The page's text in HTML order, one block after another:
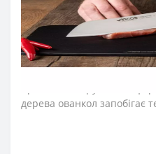
Дерев'яну рукоятку
сертифікованого за
кухонних ножів
переробленого картону.
дерева ованкол запобігає